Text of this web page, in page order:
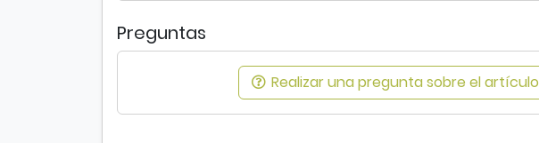
Preguntas
Realizar una pregunta sobre el artículo